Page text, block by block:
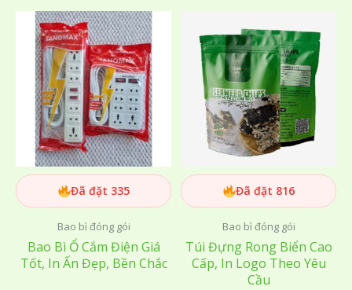
Đã đặt 335
Bao bì đóng gói
Bao Bì Ổ Cắm Điện Giá
Tốt, In Ấn Đẹp, Bền Chắc
Đã đặt 816
Bao bì đóng gói
Túi Đựng Rong Biển Cao
Cấp, In Logo Theo Yêu
Cầu